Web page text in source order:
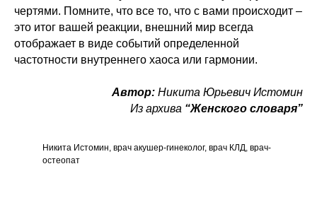
чертями. Помните, что все то, что с вами происходит –
это итог вашей реакции, внешний мир всегда
отображает в виде событий определенной
частотности внутреннего хаоса или гармонии.
Автор: Никита Юрьевич Истомин
Из архива “Женского словаря”
Никита Истомин, врач акушер-гинеколог, врач КЛД, врач-
остеопат